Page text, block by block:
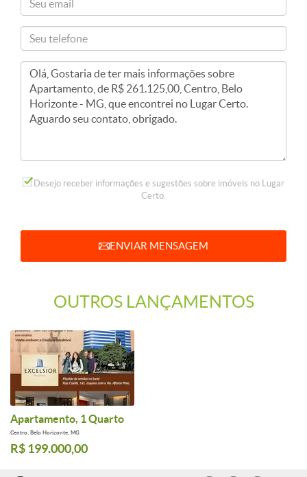
Desejo receber informações e sugestões sobre imóveis no Lugar
Certo.
ENVIAR MENSAGEM
OUTROS LANÇAMENTOS
Apartamento, 1 Quarto
Centro, Belo Horizonte, MG
R$ 199.000,00